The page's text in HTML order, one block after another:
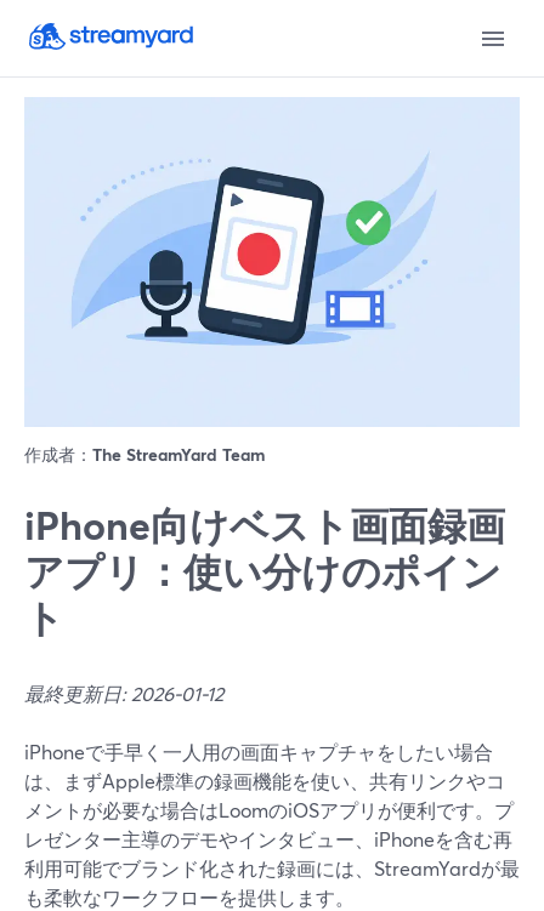
作成者： The StreamYard Team
iPhone向けベスト画面録画
アプリ：使い分けのポイン
ト
最終更新日: 2026-01-12
iPhoneで手早く一人用の画面キャプチャをしたい場合
は、まずApple標準の録画機能を使い、共有リンクやコ
メントが必要な場合はLoomのiOSアプリが便利です。プ
レゼンター主導のデモやインタビュー、iPhoneを含む再
利用可能でブランド化された録画には、StreamYardが最
も柔軟なワークフローを提供します。